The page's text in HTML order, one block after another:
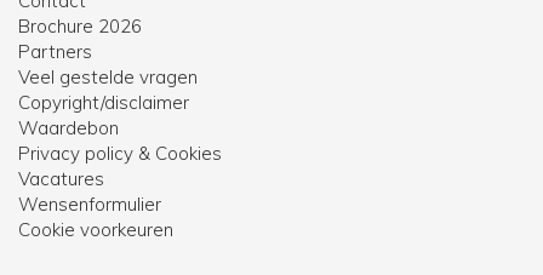
Brochure 2026
Partners
Veel gestelde vragen
Copyright/disclaimer
Waardebon
Privacy policy & Cookies
Vacatures
Wensenformulier
Cookie voorkeuren